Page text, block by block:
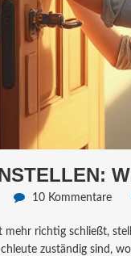
10 Kommentare
richtig schließt,
zuständig sind,